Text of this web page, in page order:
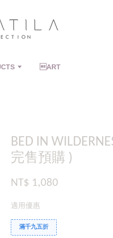
ART
BED IN
完售預購 )
NT$ 1,080
適用優惠
滿千九五折